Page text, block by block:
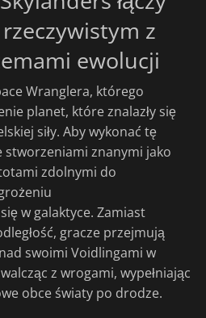
z
ewolucji
Wranglera, którego
planet, które znalazły się
siły. Aby wykonać tę
stworzeniami znanymi jako
zdolnymi do
w galaktyce. Zamiast
gracze przejmują
swoimi Voidlingami w
z wrogami, wypełniając
obce światy po drodze.